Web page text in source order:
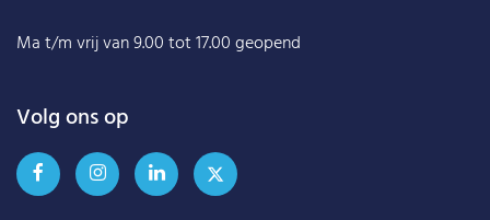
Ma t/m vrij van 9.00 tot 17.00 geopend
Volg ons op